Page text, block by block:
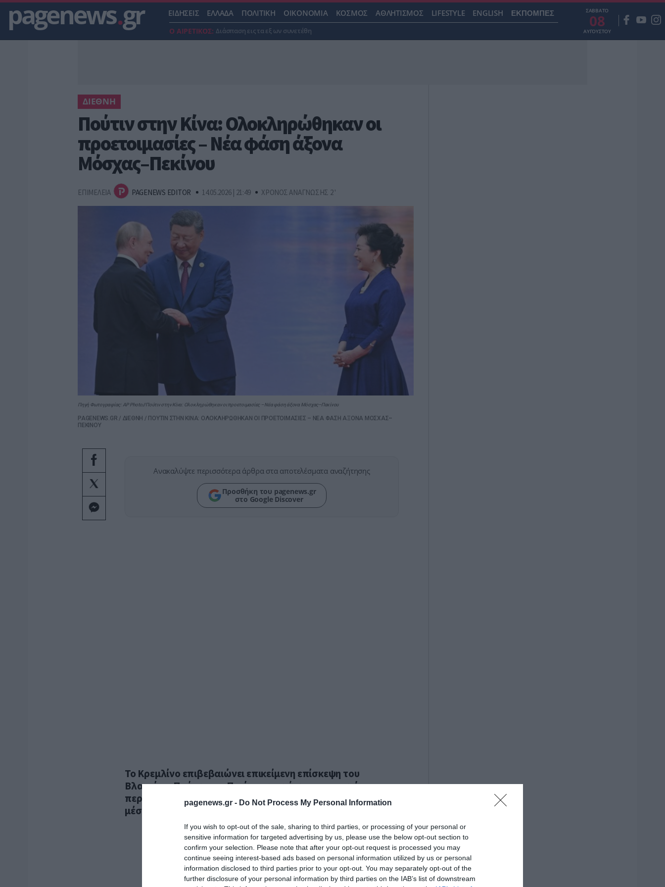
pagenews.gr - Do Not Process My Personal Information
If you wish to opt-out of the sale, sharing to third parties, or processing of your personal or
sensitive information for targeted advertising by us, please use the below opt-out section to
confirm your selection. Please note that after your opt-out request is processed you may
continue seeing interest-based ads based on personal information utilized by us or personal
information disclosed to third parties prior to your opt-out. You may separately opt-out of the
further disclosure of your personal information by third parties on the IAB’s list of downstream
pagenews.gr ΕΙΔΗΣΕΙΣ ΕΛΛΑΔΑ ΠΟΛΙΤΙΚΗ ΟΙΚΟΝΟΜΙΑ ΚΟΣΜΟΣ ΑΘΛΗΤΙΣΜΟΣ LIFESTYLE ENGLISH ΕΚΠΟΜΠΕΣ
Ο ΑΙΡΕΤΙΚΟΣ: Διάσπαση εις τα εξ ων συνετέθη
ΣΑΒΒΑΤΟ
08
ΑΥΓΟΥΣΤΟΥ
ΔΙΕΘΝΗ
Πούτιν στην Κίνα: Ολοκληρώθηκαν οι
προετοιμασίες – Νέα φάση άξονα
Μόσχας–Πεκίνου
ΕΠΙΜΕΛΕΙΑ PAGENEWS EDITOR 14.05.2026 | 21:49 ΧΡΟΝΟΣ ΑΝΑΓΝΩΣΗΣ 2 '
Πηγή Φωτογραφίας: AP Photo//Πούτιν στην Κίνα: Ολοκληρώθηκαν οι προετοιμασίες – Νέα φάση άξονα Μόσχας–Πεκίνου
PAGENEWS.GR / ΔΙΕΘΝΗ / ΠΟΥΤΙΝ ΣΤΗΝ ΚΙΝΑ: ΟΛΟΚΛΗΡΩΘΗΚΑΝ ΟΙ ΠΡΟΕΤΟΙΜΑΣΙΕΣ – ΝΕΑ ΦΑΣΗ ΑΞΟΝΑ ΜΟΣΧΑΣ–
ΠΕΚΙΝΟΥ
Ανακαλύψτε περισσότερα άρθρα στα αποτελέσματα αναζήτησης
Προσθήκη του pagenews.gr
στο Google Discover
Το Κρεμλίνο επιβεβαιώνει επικείμενη επίσκεψη του
Βλαντίμιρ Πούτιν στο Πεκίνο, ενισχύοντας τα σενάρια
περαιτέρω στρατηγικής σύσφιξης Ρωσίας–Κίνας εν
μέσω παγκόσμιων γεωπολιτικών ανακατατάξεων.